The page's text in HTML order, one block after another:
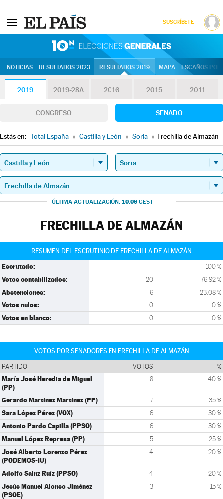
SUSCRÍBETE
NOTICIAS RESULTADOS 2023 RESULTADOS 2019 MAPA ESCAÑOS
2019 2019-28A 2016 2015 2011
CONGRESO SENADO
Estás en: Total España » Castilla y León » Soria » Frechilla de Almazán
ÚLTIMA ACTUALIZACIÓN: 10.09 CEST
FRECHILLA DE ALMAZÁN
RESUMEN DEL ESCRUTINIO DE FRECHILLA DE ALMAZÁN
Escrutado: 100 %
Votos contabilizados: 20 76,92 %
Abstenciones: 6 23,08 %
Votos nulos: 0 0 %
Votos en blanco: 0 0 %
VOTOS POR SENADORES EN FRECHILLA DE ALMAZÁN
PARTIDO VOTOS %
María José Heredia de Miguel
(PP)
8 40 %
Gerardo Martínez Martínez (PP) 7 35 %
Sara López Pérez (VOX) 6 30 %
Antonio Pardo Capilla (PPSO) 6 30 %
Manuel López Represa (PP) 5 25 %
José Alberto Lorenzo Pérez
(PODEMOS-IU)
4 20 %
Adolfo Sainz Ruíz (PPSO) 4 20 %
Jesús Manuel Alonso Jiménez
(PSOE)
3 15 %